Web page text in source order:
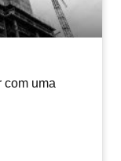
com uma